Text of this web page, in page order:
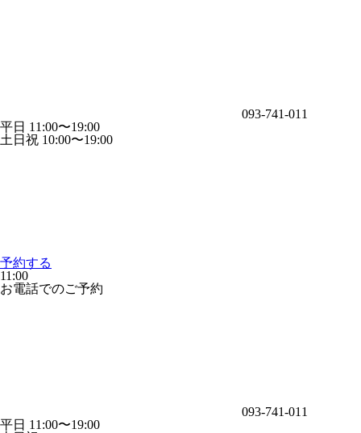
093-741-011
平日 11:00〜19:00
土日祝 10:00〜19:00
予約する
11:00
お電話でのご予約
093-741-011
平日 11:00〜19:00